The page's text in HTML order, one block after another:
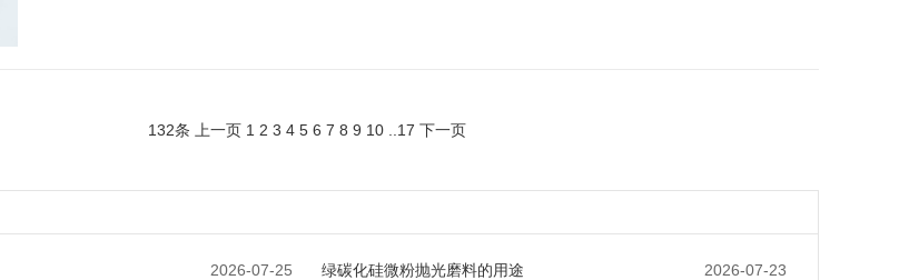
132条 上一页 1 2 3 4 5 6 7 8 9 10 17 下一页
2026-07-25 2026-07-23
绿碳化硅微粉抛光磨料的用途